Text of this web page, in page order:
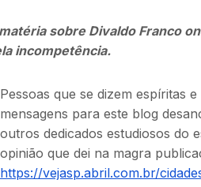
sobre Divaldo Franco
incompetência.
Pessoas que se dizem espíritas
mensagens para este blog
outros dedicados estudiosos do
opinião que dei na magra
https://vejasp.abril.com.br/